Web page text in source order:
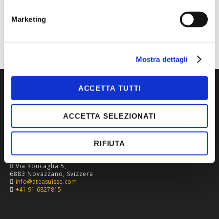
Marketing
Mostra dettagli
ACCETTA TUTTI
ACCETTA SELEZIONATI
RIFIUTA
TIPOLOGIA
Via Roncaglia 5,
6883 Novazzano, Svizzera
info@ateasuisse.com
+41 91 6827815